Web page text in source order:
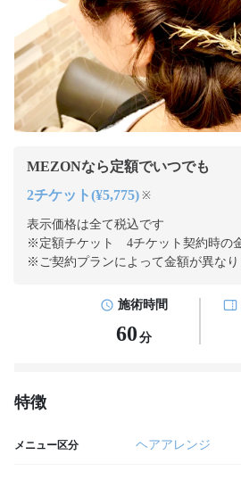
MEZONなら定額でいつでも
2チケット(¥5,775) ※
表示価格は全て税込です
※定額チケット 4チケット契約時の
※ご契約プランによって金額が異なり
施術時間
60 分
特徴
メニュー区分 ヘアアレンジ